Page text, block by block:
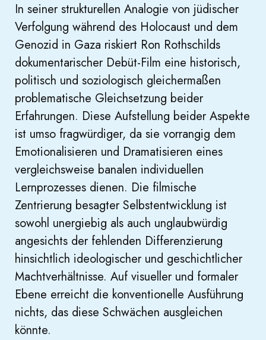
In seiner strukturellen Analogie von jüdischer
Verfolgung während des Holocaust und dem
Genozid in Gaza riskiert Ron Rothschilds
dokumentarischer Debüt-Film eine historisch,
politisch und soziologisch gleichermaßen
problematische Gleichsetzung beider
Erfahrungen. Diese Aufstellung beider Aspekte
ist umso fragwürdiger, da sie vorrangig dem
Emotionalisieren und Dramatisieren eines
vergleichsweise banalen individuellen
Lernprozesses dienen. Die filmische
Zentrierung besagter Selbstentwicklung ist
sowohl unergiebig als auch unglaubwürdig
angesichts der fehlenden Differenzierung
hinsichtlich ideologischer und geschichtlicher
Machtverhältnisse. Auf visueller und formaler
Ebene erreicht die konventionelle Ausführung
nichts, das diese Schwächen ausgleichen
könnte.